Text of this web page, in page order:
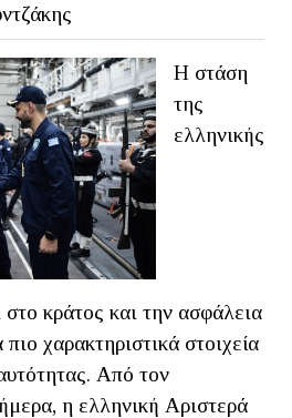
Η στάση
της
ελληνικής
στο κράτος και την ασφάλεια
χαρακτηριστικά στοιχεία
Από τον
η ελληνική Αριστερά